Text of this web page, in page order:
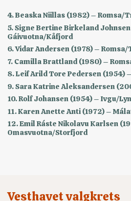
4. Beaska Niillas (1982) – Romsa/
5. Signe Bertine Birkeland
Gáivuotna/Kåfjord
6. Vidar Andersen (1978) –
7. Camilla Brattland (1980) –
8. Leif Arild Tore Pedersen (1954)
9. Sara Katrine Aleksandersen
10. Rolf Johansen (1954) – Ivgu/
11. Karen Anette Anti (1972) –
12. Emil Ráste Nikolavu Karlsen
Omasvuotna/Storfjord
Vesthavet valgkrets